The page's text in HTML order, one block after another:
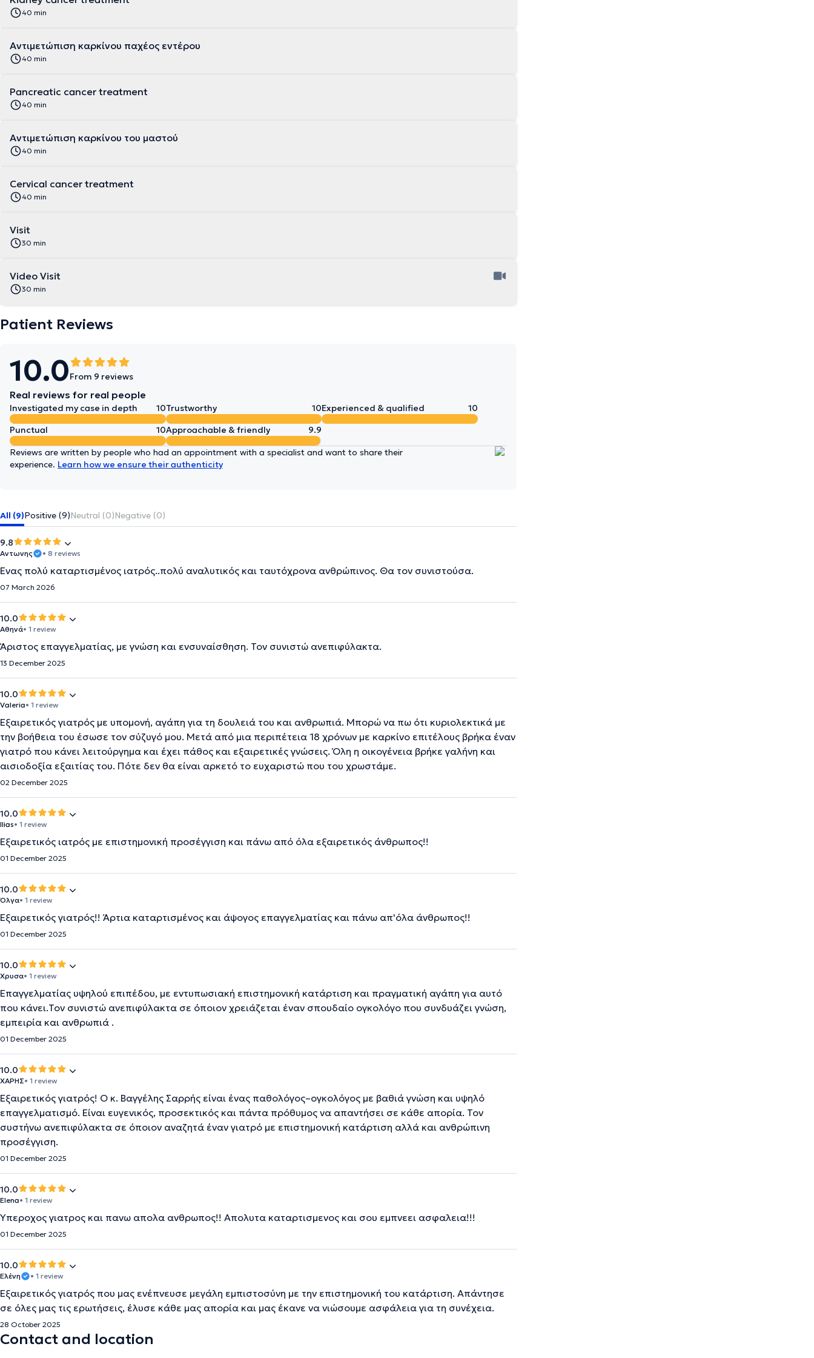
40 min
Αντιμετώπιση καρκίνου παχέος εντέρου
40 min
Pancreatic cancer treatment
40 min
Αντιμετώπιση καρκίνου του μαστού
40 min
Cervical cancer treatment
40 min
Visit
30 min
Video Visit
30 min
Patient Reviews
10.0From 9 reviews
Real reviews for real people
Investigated my case in depth 10Trustworthy 10Experienced & qualified
10
Punctual
10Approachable & friendly 9.9
Reviews are written by people who had an appointment with a specialist and want to share their
experience. Learn how we ensure their authenticity
All (9)Positive (9)Neutral (0)Negative (0)
9.8
Αντωνης • 8 reviews
Ένας πολύ καταρτισμένος ιατρός..πολύ αναλυτικός και ταυτόχρονα ανθρώπινος. Θα τον συνιστούσα.
07 March 2026
10.0
Αθηνά• 1 review
Άριστος επαγγελματίας, με γνώση και ενσυναίσθηση. Τον συνιστώ ανεπιφύλακτα.
13 December 2025
10.0
Valeria• 1 review
Εξαιρετικός γιατρός με υπομονή, αγάπη για τη δουλειά του και ανθρωπιά. Μπορώ να πω ότι κυριολεκτικά με
την βοήθεια του έσωσε τον σύζυγό μου. Μετά από μια περιπέτεια 18 χρόνων με καρκίνο επιτέλους βρήκα έναν
γιατρό που κάνει λειτούργημα και έχει πάθος και εξαιρετικές γνώσεις. Όλη η οικογένεια βρήκε γαλήνη και
αισιοδοξία εξαιτίας του. Πότε δεν θα είναι αρκετό το ευχαριστώ που του χρωστάμε.
02 December 2025
10.0
Ilias• 1 review
Εξαιρετικός ιατρός με επιστημονική προσέγγιση και πάνω από όλα εξαιρετικός άνθρωπος!!
01 December 2025
10.0
Όλγα• 1 review
Εξαιρετικός γιατρός!! Άρτια καταρτισμένος και άψογος επαγγελματίας και πάνω απ'όλα άνθρωπος!!
01 December 2025
10.0
Χρυσα• 1 review
Επαγγελματίας υψηλού επιπέδου, με εντυπωσιακή επιστημονική κατάρτιση και πραγματική αγάπη για αυτό
που κάνει.Τον συνιστώ ανεπιφύλακτα σε όποιον χρειάζεται έναν σπουδαίο ογκολόγο που συνδυάζει γνώση,
εμπειρία και ανθρωπιά .
01 December 2025
10.0
ΧΑΡΗΣ• 1 review
Εξαιρετικός γιατρός! Ο κ. Βαγγέλης Σαρρής είναι ένας παθολόγος–ογκολόγος με βαθιά γνώση και υψηλό
επαγγελματισμό. Είναι ευγενικός, προσεκτικός και πάντα πρόθυμος να απαντήσει σε κάθε απορία. Τον
συστήνω ανεπιφύλακτα σε όποιον αναζητά έναν γιατρό με επιστημονική κατάρτιση αλλά και ανθρώπινη
προσέγγιση.
01 December 2025
10.0
Elena• 1 review
Υπεροχος γιατρος και πανω απολα ανθρωπος!! Απολυτα καταρτισμενος και σου εμπνεει ασφαλεια!!!
01 December 2025
10.0
Ελένη • 1 review
Εξαιρετικός γιατρός που μας ενέπνευσε μεγάλη εμπιστοσύνη με την επιστημονική του κατάρτιση. Απάντησε
σε όλες μας τις ερωτήσεις, έλυσε κάθε μας απορία και μας έκανε να νιώσουμε ασφάλεια για τη συνέχεια.
28 October 2025
Contact and location